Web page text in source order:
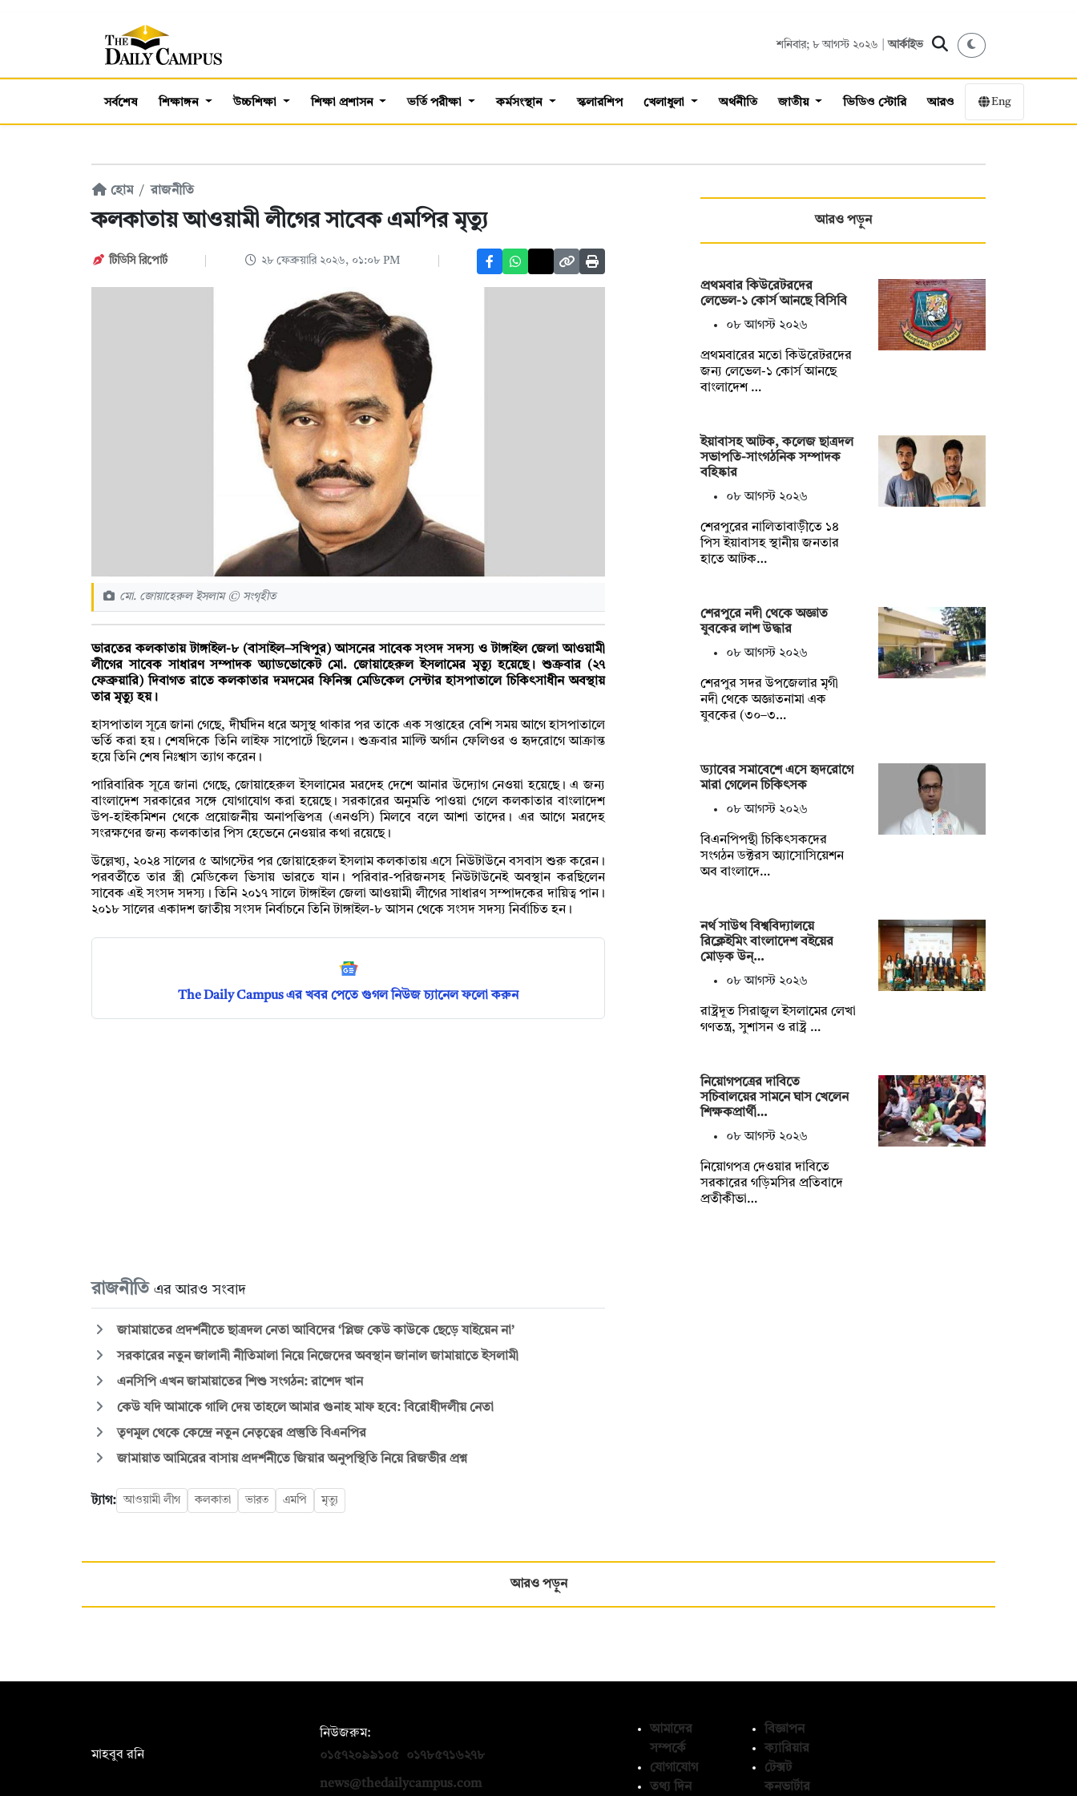
শনিবার; ৮ আগস্ট ২০২৬ |আর্কাইভ
সর্বশেষ শিক্ষাঙ্গন উচ্চশিক্ষা শিক্ষা প্রশাসন ভর্তি পরীক্ষা কর্মসংস্থান স্কলারশিপ খেলাধুলা অর্থনীতি জাতীয় ভিডিও স্টোরি আরও Eng
হোম রাজনীতি
কলকাতায় আওয়ামী লীগের সাবেক এমপির মৃত্যু
টিডিসি রিপোর্ট ২৮ ফেব্রুয়ারি ২০২৬, ০১:০৮ PM
মো. জোয়াহেরুল ইসলাম © সংগৃহীত
ভারতের কলকাতায় টাঙ্গাইল-৮ (বাসাইল–সখিপুর) আসনের সাবেক সংসদ সদস্য ও টাঙ্গাইল জেলা আওয়ামী
লীগের সাবেক সাধারণ সম্পাদক অ্যাডভোকেট মো. জোয়াহেরুল ইসলামের মৃত্যু হয়েছে। শুক্রবার (২৭
ফেব্রুয়ারি) দিবাগত রাতে কলকাতার দমদমের ফিনিক্স মেডিকেল সেন্টার হাসপাতালে চিকিৎসাধীন অবস্থায়
তার মৃত্যু হয়।
হাসপাতাল সূত্রে জানা গেছে, দীর্ঘদিন ধরে অসুস্থ থাকার পর তাকে এক সপ্তাহের বেশি সময় আগে হাসপাতালে
ভর্তি করা হয়। শেষদিকে তিনি লাইফ সাপোর্টে ছিলেন। শুক্রবার মাল্টি অর্গান ফেলিওর ও হৃদরোগে আক্রান্ত
হয়ে তিনি শেষ নিঃশ্বাস ত্যাগ করেন।
পারিবারিক সূত্রে জানা গেছে, জোয়াহেরুল ইসলামের মরদেহ দেশে আনার উদ্যোগ নেওয়া হয়েছে। এ জন্য
বাংলাদেশ সরকারের সঙ্গে যোগাযোগ করা হয়েছে। সরকারের অনুমতি পাওয়া গেলে কলকাতার বাংলাদেশ
উপ-হাইকমিশন থেকে প্রয়োজনীয় অনাপত্তিপত্র (এনওসি) মিলবে বলে আশা তাদের। এর আগে মরদেহ
সংরক্ষণের জন্য কলকাতার পিস হেভেনে নেওয়ার কথা রয়েছে।
উল্লেখ্য, ২০২৪ সালের ৫ আগস্টের পর জোয়াহেরুল ইসলাম কলকাতায় এসে নিউটাউনে বসবাস শুরু করেন।
পরবর্তীতে তার স্ত্রী মেডিকেল ভিসায় ভারতে যান। পরিবার-পরিজনসহ নিউটাউনেই অবস্থান করছিলেন
সাবেক এই সংসদ সদস্য। তিনি ২০১৭ সালে টাঙ্গাইল জেলা আওয়ামী লীগের সাধারণ সম্পাদকের দায়িত্ব পান।
২০১৮ সালের একাদশ জাতীয় সংসদ নির্বাচনে তিনি টাঙ্গাইল-৮ আসন থেকে সংসদ সদস্য নির্বাচিত হন।
The Daily Campus এর খবর পেতে গুগল নিউজ চ্যানেল ফলো করুন
রাজনীতি এর আরও সংবাদ
জামায়াতের প্রদর্শনীতে ছাত্রদল নেতা আবিদের ‘প্লিজ কেউ কাউকে ছেড়ে যাইয়েন না’
সরকারের নতুন জালানী নীতিমালা নিয়ে নিজেদের অবস্থান জানাল জামায়াতে ইসলামী
এনসিপি এখন জামায়াতের শিশু সংগঠন: রাশেদ খান
কেউ যদি আমাকে গালি দেয় তাহলে আমার গুনাহ মাফ হবে: বিরোধীদলীয় নেতা
তৃণমূল থেকে কেন্দ্রে নতুন নেতৃত্বের প্রস্তুতি বিএনপির
জামায়াত আমিরের বাসায় প্রদর্শনীতে জিয়ার অনুপস্থিতি নিয়ে রিজভীর প্রশ্ন
ট্যাগ: আওয়ামী লীগ কলকাতা ভারত এমপি মৃত্যু
আরও পড়ুন
প্রথমবার কিউরেটরদের
লেভেল-১ কোর্স আনছে বিসিবি
০৮ আগস্ট ২০২৬
প্রথমবারের মতো কিউরেটরদের
জন্য লেভেল-১ কোর্স আনছে
বাংলাদেশ …
ইয়াবাসহ আটক, কলেজ ছাত্রদল
সভাপতি-সাংগঠনিক সম্পাদক
বহিষ্কার
০৮ আগস্ট ২০২৬
শেরপুরের নালিতাবাড়ীতে ১৪
পিস ইয়াবাসহ স্থানীয় জনতার
হাতে আটক…
শেরপুরে নদী থেকে অজ্ঞাত
যুবকের লাশ উদ্ধার
০৮ আগস্ট ২০২৬
শেরপুর সদর উপজেলার মৃগী
নদী থেকে অজ্ঞাতনামা এক
যুবকের (৩০–৩…
ড্যাবের সমাবেশে এসে হৃদরোগে
মারা গেলেন চিকিৎসক
০৮ আগস্ট ২০২৬
বিএনপিপন্থী চিকিৎসকদের
সংগঠন ডক্টরস অ্যাসোসিয়েশন
অব বাংলাদে…
নর্থ সাউথ বিশ্ববিদ্যালয়ে
রিক্লেইমিং বাংলাদেশ বইয়ের
মোড়ক উন্…
০৮ আগস্ট ২০২৬
রাষ্ট্রদূত সিরাজুল ইসলামের লেখা
গণতন্ত্র, সুশাসন ও রাষ্ট্র …
নিয়োগপত্রের দাবিতে
সচিবালয়ের সামনে ঘাস খেলেন
শিক্ষকপ্রার্থী…
০৮ আগস্ট ২০২৬
নিয়োগপত্র দেওয়ার দাবিতে
সরকারের গড়িমসির প্রতিবাদে
প্রতীকীভা…
আরও পড়ুন
মাহবুব রনি
নিউজরুম:
০১৫৭২০৯৯১০৫
০১৭৮৫৭১৬২৭৮
news@thedailycampus.com
আমাদের
সম্পর্কে
যোগাযোগ
তথ্য দিন
বিজ্ঞাপন
ক্যারিয়ার
টেক্সট
কনভার্টার